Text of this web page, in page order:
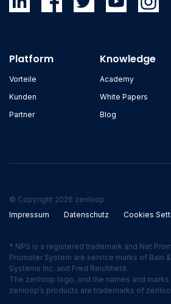
Platform
Vorteile
Kunden
Partner
Knowledge
Academy
White Papers
Blog
© Copyright 2026 zenloop
Impressum
Datenschutz Cookies
* NPS is a registered trademark and Net
Promoter System are service marks of Bain
Systems Inc. and Fred Reichheld.
The zenloop logo, and the names and
zenloop’s products are trademarks of